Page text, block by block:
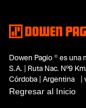
Segmentos -
Construcción
115 mm
Funcion o uso
De mano
Tecnologia
Dowen Pagio ® es una
S.A. | Ruta Nac. Nº9
Córdoba | Argentina |
Regresar al Inicio